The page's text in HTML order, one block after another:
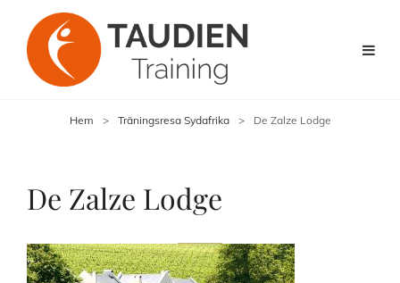
Hem > Träningsresa Sydafrika > De Zalze Lodge
De Zalze Lodge